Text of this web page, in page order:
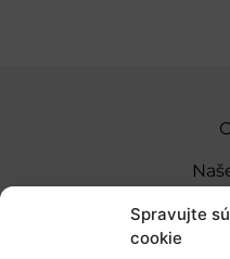
Spravujte
cookie